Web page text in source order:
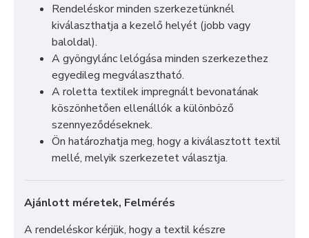
Rendeléskor minden szerkezetünknél
kiválaszthatja a kezelő helyét (jobb vagy
baloldal).
A gyöngylánc lelógása minden szerkezethez
egyedileg megválasztható.
A roletta textilek impregnált bevonatának
köszönhetően ellenállók a különböző
szennyeződéseknek.
Ön határozhatja meg, hogy a kiválasztott textil
mellé, melyik szerkezetet választja.
Ajánlott méretek, Felmérés
A rendeléskor kérjük, hogy a textil készre